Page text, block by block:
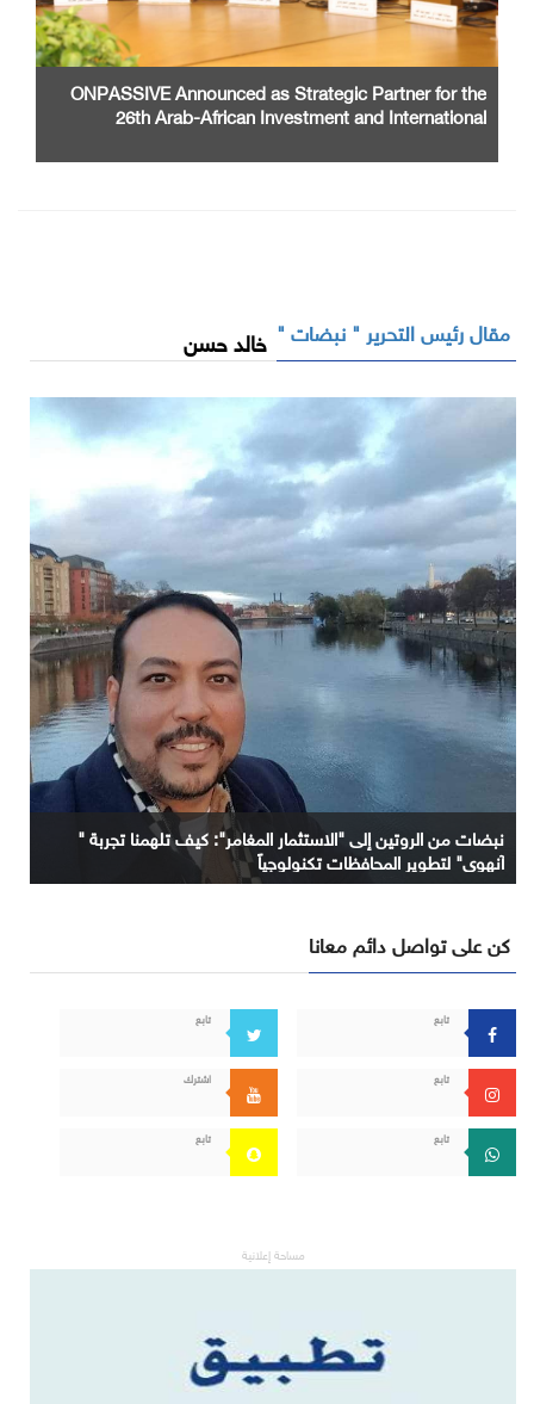
ONPASSIVE Announced as Strategic Partner for the
26th Arab-African Investment and International
مقال رئيس التحرير " نبضات " خالد حسن
نبضات من الروتين إلى "الاستثمار المغامر": كيف تلهمنا تجربة "
آنهوي" لتطوير المحافظات تكنولوجياً
كن على تواصل دائم معانا
تابع تابع
تابع اشترك
تابع تابع
مساحة إعلانية